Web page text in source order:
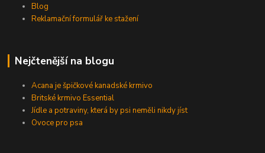
Blog
Reklamační formulář ke stažení
Nejčtenější na blogu
Acana je špičkové kanadské krmivo
Britské krmivo Essential
Jídle a potraviny, která by psi neměli nikdy jíst
Ovoce pro psa